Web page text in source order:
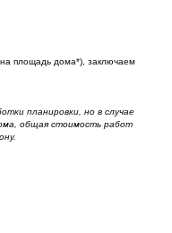
площадь дома*), заключаем
планировки, но в случае
общая стоимость работ